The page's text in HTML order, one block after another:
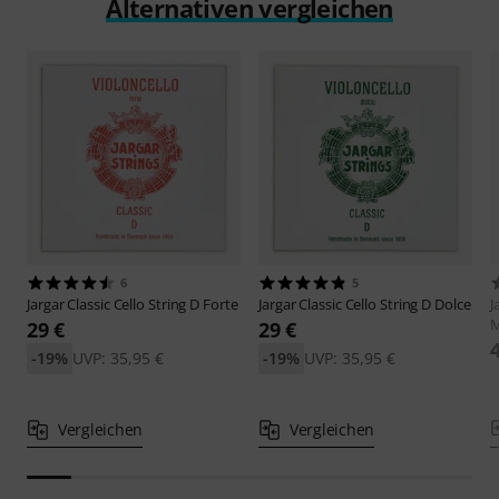
Alternativen vergleichen
6
JargarClassic Cello String D Forte
29 €
UVP: 35,95 €
-19%
Vergleichen
5
JargarClassic Cello String D Dolce
29 €
UVP: 35,95 €
-19%
Vergleichen